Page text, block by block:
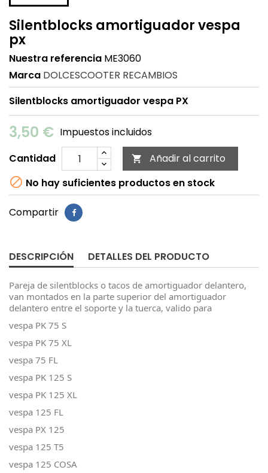
Silentblocks amortiguador vespa
px
Nuestra referencia ME3060
Marca DOLCESCOOTER RECAMBIOS
Silentblocks amortiguador vespa PX
3,50 € Impuestos incluidos
Cantidad
 Añadir al carrito
 No hay suficientes productos en stock
Compartir
DESCRIPCIÓN DETALLES DEL PRODUCTO
Pareja de silentblocks o tacos de amortiguador delantero,
van montados en la parte superior del amortiguador
delantero entre el soporte y la tuerca, valido para
vespa PK 75 S
vespa PK 75 XL
vespa 75 FL
vespa PK 125 S
vespa PK 125 XL
vespa 125 FL
vespa PX 125
vespa 125 T5
vespa 125 COSA